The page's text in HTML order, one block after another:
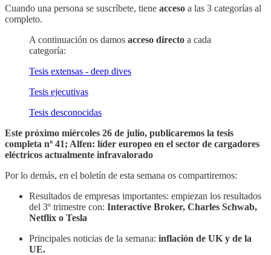
Cuando una persona se suscríbete, tiene acceso a las 3 categorías al
completo.
A continuación os damos acceso directo a cada
categoría:
Tesis extensas - deep dives
Tesis ejecutivas
Tesis desconocidas
Este próximo miércoles 26 de julio, publicaremos la tesis
completa nº 41; Alfen: líder europeo en el sector de cargadores
eléctricos actualmente infravalorado
Por lo demás, en el boletín de esta semana os compartiremos:
Resultados de empresas importantes: empiezan los resultados
del 3º trimestre con: Interactive Broker, Charles Schwab,
Netflix o Tesla
Principales noticias de la semana: inflación de UK y de la
UE.